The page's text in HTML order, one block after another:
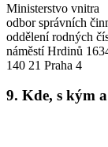
Ministerstvo vnitra
odbor správních
oddělení rodných
náměstí Hrdinů
140 21 Praha 4
9. Kde, s kým